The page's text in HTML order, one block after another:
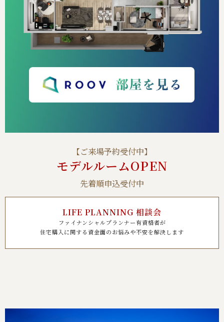
【ご来場予約受付中】
モデルルームOPEN
先着順申込受付中
LIFE PLANNING 相談会
ファイナンシャルプランナー有資格者が
住宅購入に関する資金面のお悩みや不安を解決します